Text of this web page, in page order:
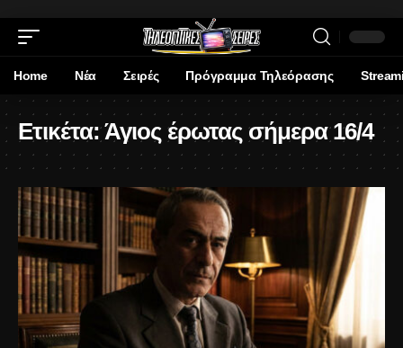
Home Νέα Σειρές Πρόγραμμα Τηλεόρασης
Ετικέτα:Άγιος έρωτας σήμερα 16/4